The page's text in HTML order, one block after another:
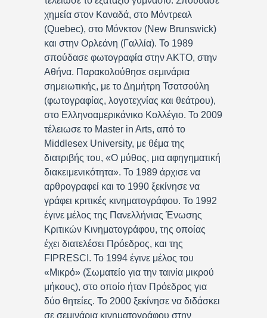
χημεία στον Καναδά, στο Μόντρεαλ
(Quebec), στο Μόνκτον (New Brunswick)
και στην Ορλεάνη (Γαλλία). Το 1989
σπούδασε φωτογραφία στην ΑΚΤΟ, στην
Αθήνα. Παρακολούθησε σεμινάρια
σημειωτικής, με το Δημήτρη Τσατσούλη
(φωτογραφίας, λογοτεχνίας και θεάτρου),
στο Ελληνοαμερικάνικο Κολλέγιο. Το 2009
τέλειωσε το Master in Arts, από το
Middlesex University, με θέμα της
διατριβής του, «Ο μύθος, μια αφηγηματική
διακειμενικότητα». Το 1989 άρχισε να
αρθρογραφεί και το 1990 ξεκίνησε να
γράφει κριτικές κινηματογράφου. Το 1992
έγινε μέλος της Πανελλήνιας Ένωσης
Κριτικών Κινηματογράφου, της οποίας
έχει διατελέσει Πρόεδρος, και της
FIPRESCI. Το 1994 έγινε μέλος του
«Μικρό» (Σωματείο για την ταινία μικρού
μήκους), στο οποίο ήταν Πρόεδρος για
δύο θητείες. Το 2000 ξεκίνησε να διδάσκει
σε σεμινάρια κινηματογράφου στην